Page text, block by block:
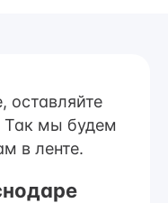
оставляйте
Так мы будем
в ленте.